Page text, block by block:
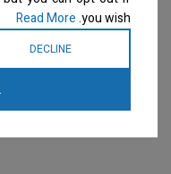
you wish.
Read More
DECLINE